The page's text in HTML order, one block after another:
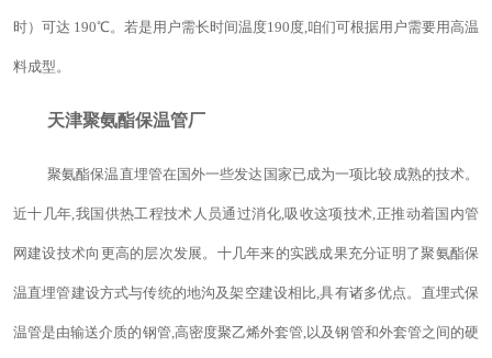
时）可达 190℃。若是用户需长时间温度190度,咱们可根据用户需要用高温
料成型。
天津聚氨酯保温管厂
聚氨酯保温直埋管在国外一些发达国家已成为一项比较成熟的技术。
近十几年,我国供热工程技术人员通过消化,吸收这项技术,正推动着国内管
网建设技术向更高的层次发展。十几年来的实践成果充分证明了聚氨酯保
温直埋管建设方式与传统的地沟及架空建设相比,具有诸多优点。直埋式保
温管是由输送介质的钢管,高密度聚乙烯外套管,以及钢管和外套管之间的硬